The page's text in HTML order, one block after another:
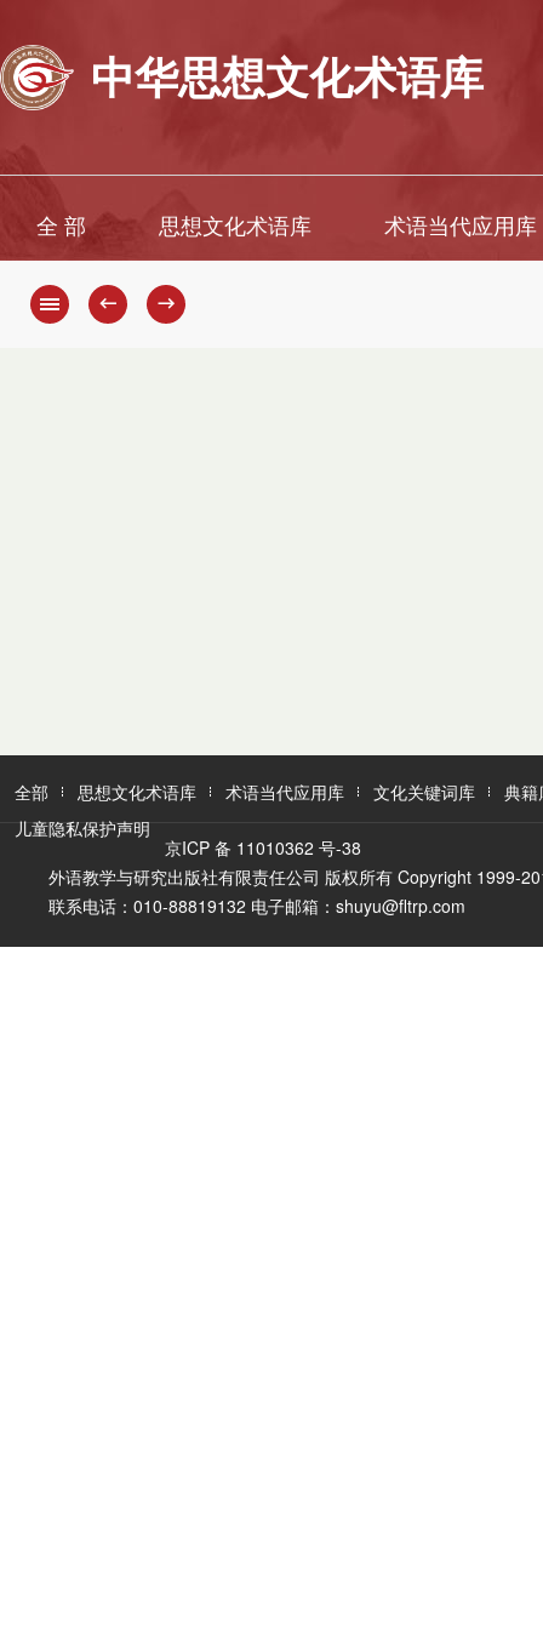
中华思想文化术语库
全 部 思想文化术语库 术语当代应用库
← →
全部 思想文化术语库 术语当代应用库 文化关键词库
典籍
儿童隐私保护声明
京ICP 备 11010362 号-38
外语教学与研究出版社有限责任公司 版权所有 Copyright 1999-
联系电话：010-88819132 电子邮箱：shuyu@fltrp.com